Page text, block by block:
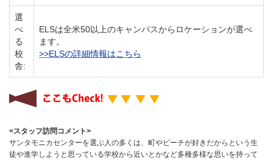
選
べ
る
校
舎:
ELSは全米50以上のキャンパスからロケーションが選べ
ます。
>>ELSの詳細情報はこちら
<スタッフ訪問コメント>
サンタモニカセンターを選ぶ人の多くは、町やビーチが好きだからという生
徒や進学しようと思っている学校から近いとかなど多種多様な思いを持って